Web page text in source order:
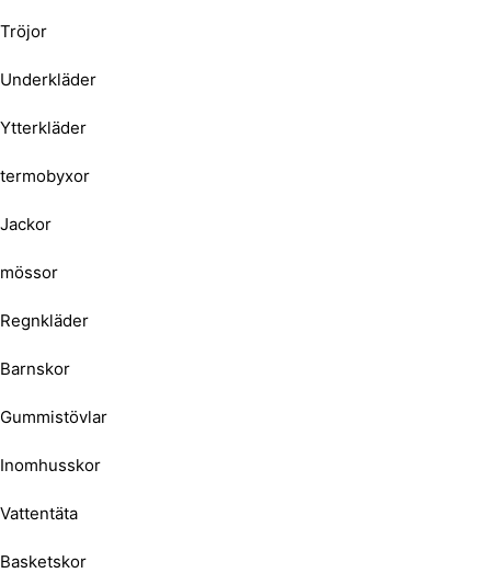
Tröjor
Underkläder
Ytterkläder
termobyxor
Jackor
mössor
Regnkläder
Barnskor
Gummistövlar
Inomhusskor
Vattentäta
Basketskor